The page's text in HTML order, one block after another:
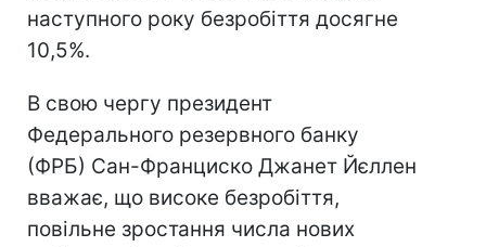
наступного року безробіття досягне
10,5%.
В свою чергу президент
Федерального резервного банку
(ФРБ) Сан-Франциско Джанет Йєллен
вважає, що високе безробіття,
повільне зростання числа нових